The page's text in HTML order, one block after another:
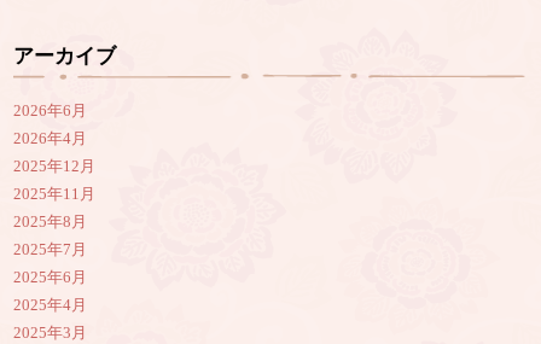
アーカイブ
2026年6月
2026年4月
2025年12月
2025年11月
2025年8月
2025年7月
2025年6月
2025年4月
2025年3月